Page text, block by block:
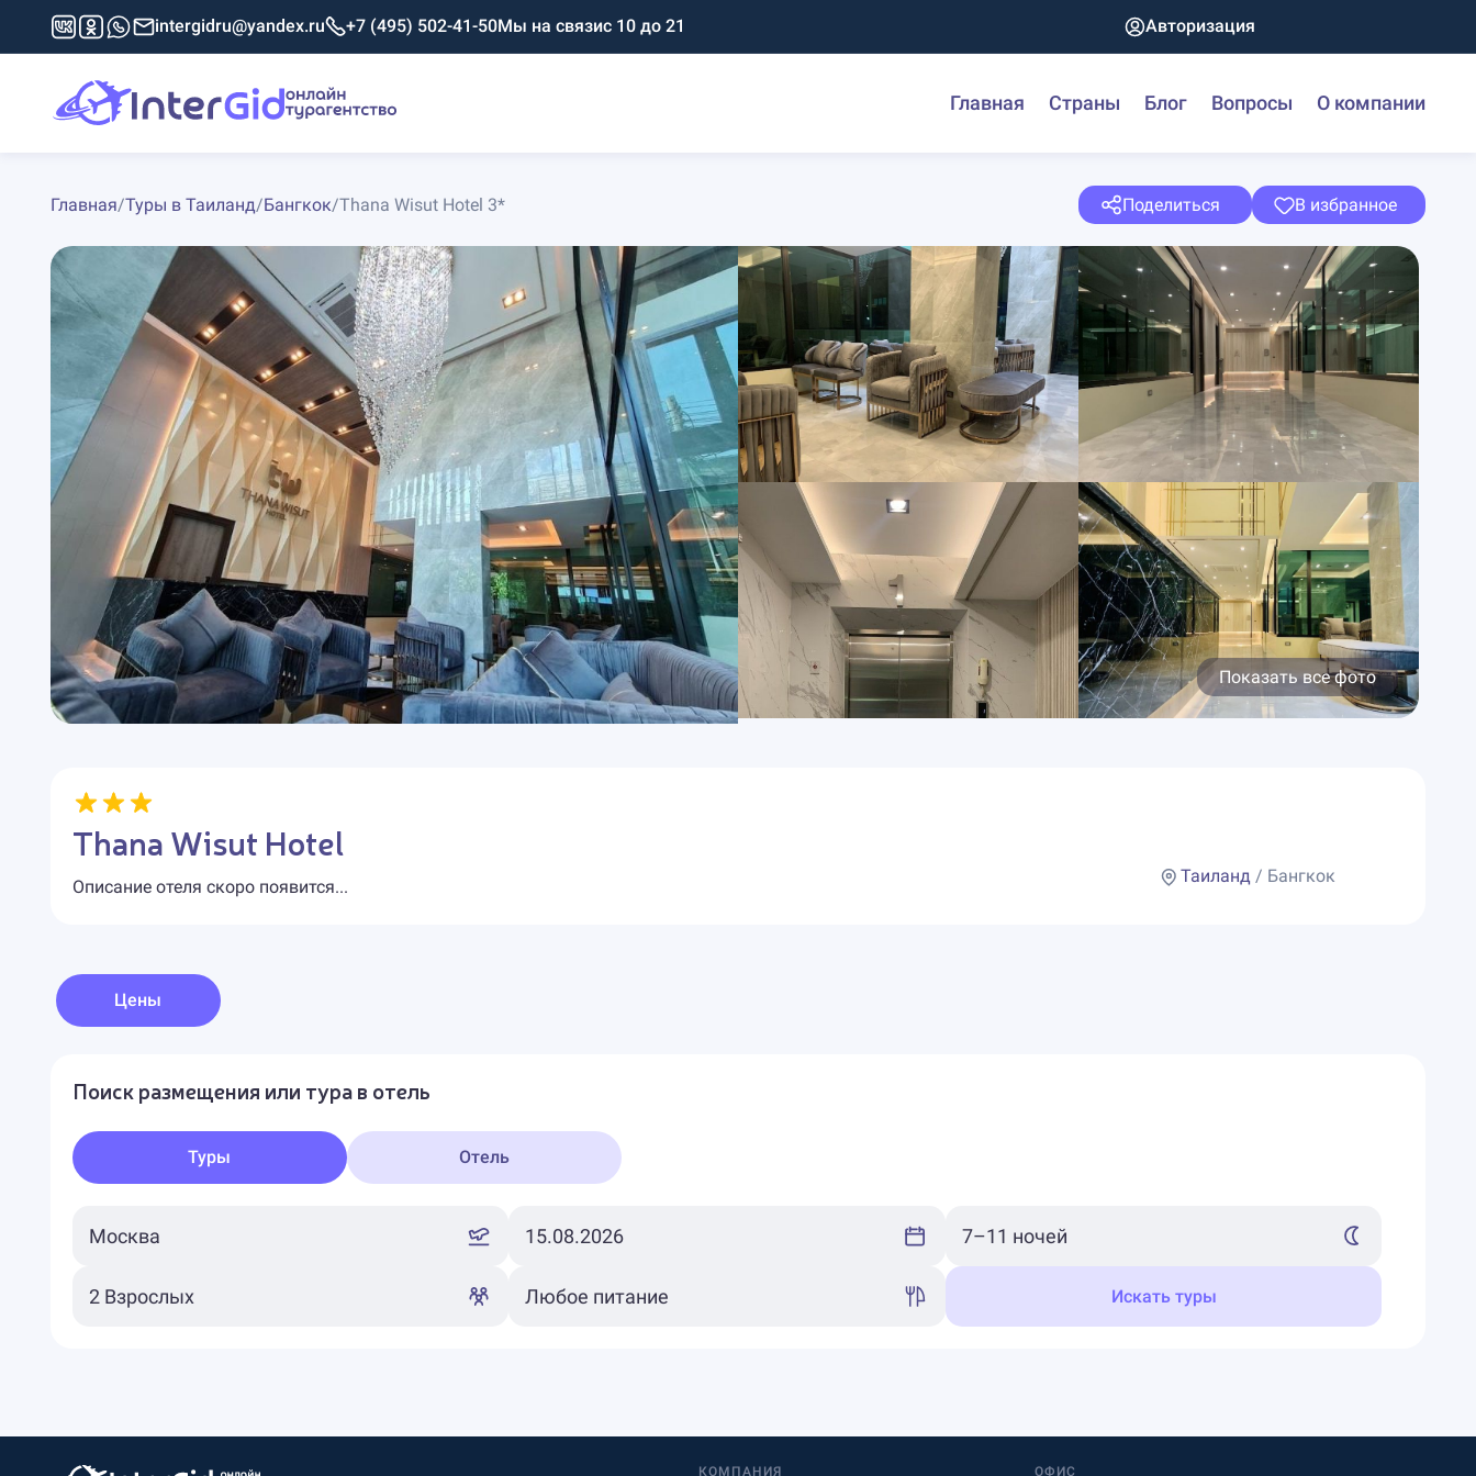
intergidru@yandex.ru +7 (495) 502-41-50Мы на связис 10 до 21 Авторизация
Главная Страны Блог Вопросы О компании
Главная/Туры в Таиланд/Бангкок/Thana Wisut Hotel 3* Поделиться В избранное
Показать все фото
Thana Wisut Hotel
Описание отеля скоро появится...
Таиланд / Бангкок
Цены
Поиск размещения или тура в отель
Туры Отель
Искать туры
КОМПАНИЯ ОФИС